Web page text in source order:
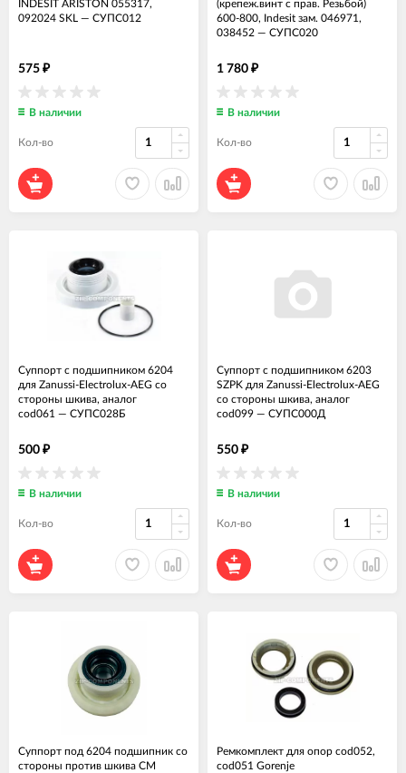
INDESIT ARISTON 055317,
092024 SKL — СУПС012
575 ₽
В наличии
Кол-во
(крепеж.винт с прав. Резьбой)
600-800, Indesit зам. 046971,
038452 — СУПС020
1 780 ₽
В наличии
Кол-во
Суппорт с подшипником 6204
для Zanussi-Electrolux-AEG со
стороны шкива, аналог
cod061 — СУПС028Б
500 ₽
В наличии
Кол-во
Суппорт с подшипником 6203
SZPK для Zanussi-Electrolux-AEG
со стороны шкива, аналог
cod099 — СУПС000Д
550 ₽
В наличии
Кол-во
Суппорт под 6204 подшипник со
стороны против шкива СМ
Ремкомплект для опор cod052,
cod051 Gorenje